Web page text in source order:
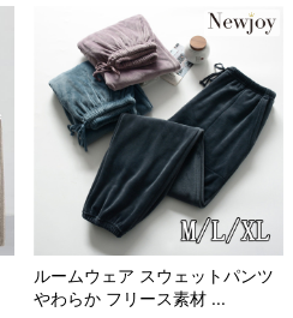
ルームウェア スウェットパンツ
やわらか フリース素材 ...